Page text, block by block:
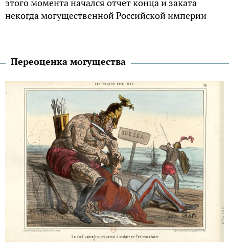
некогда могущественной Российской империи
Переоценка могущества